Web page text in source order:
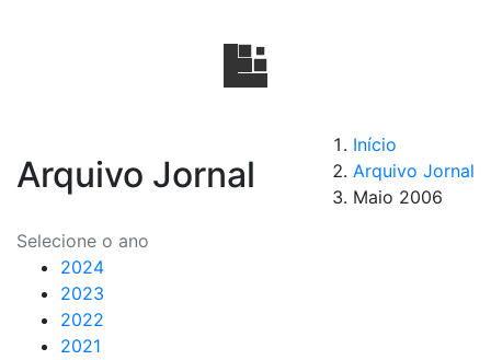
Arquivo Jornal
Início
Arquivo Jornal
Maio 2006
Selecione o ano
2024
2023
2022
2021